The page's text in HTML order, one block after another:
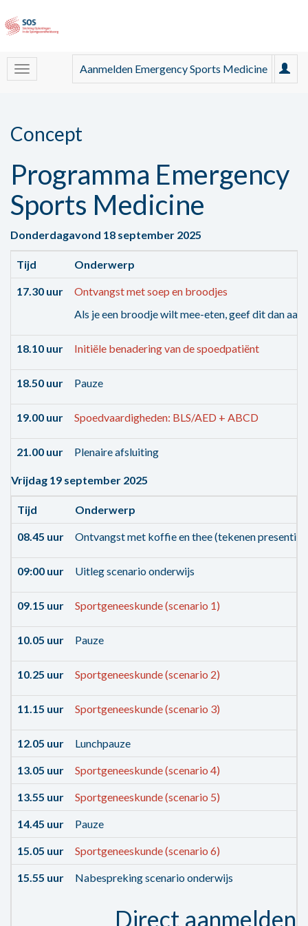
Aanmelden Emergency Sports Medicine
Concept
Programma Emergency
Sports Medicine
Donderdagavond 18 september 2025
Tijd Onderwerp
17.30 uur
Ontvangst met soep en broodjes
Als je een broodje wilt mee-eten, geef dit dan
18.10 uur Initiële benadering van de spoedpatiënt
18.50 uur Pauze
19.00 uur Spoedvaardigheden: BLS/AED + ABCD
21.00 uur Plenaire afsluiting
Vrijdag 19 september 2025
Tijd Onderwerp
08.45 uur Ontvangst met koffie en thee (tekenen
09:00 uur Uitleg scenario onderwijs
09.15 uur Sportgeneeskunde (scenario 1)
10.05 uur Pauze
10.25 uur Sportgeneeskunde (scenario 2)
11.15 uur Sportgeneeskunde (scenario 3)
12.05 uur Lunchpauze
13.05 uur Sportgeneeskunde (scenario 4)
13.55 uur Sportgeneeskunde (scenario 5)
14.45 uur Pauze
15.05 uur Sportgeneeskunde (scenario 6)
15.55 uur Nabespreking scenario onderwijs
Direct aanmelden